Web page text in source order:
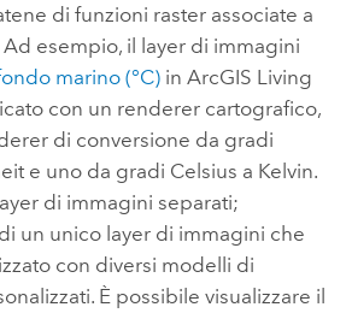
di funzioni raster associate a
esempio, il layer di immagini
marino (°C)in ArcGIS Living
con un renderer cartografico,
di conversione da gradi
e uno da gradi Celsius a Kelvin.
di immagini separati;
un unico layer di immagini che
con diversi modelli di
È possibile visualizzare il